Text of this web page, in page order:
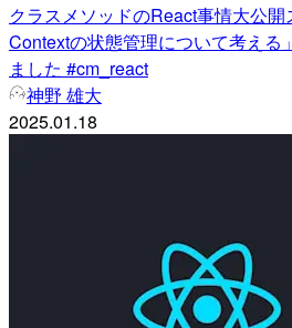
クラスメソッドのReact事情大公
Contextの状態管理について考える
ました #cm_react
神野 雄大
2025.01.18